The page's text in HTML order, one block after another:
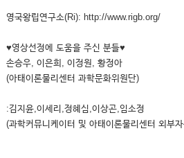
영국왕립연구소(Ri): http://www.rigb.org/
♥영상선정에 도움을 주신 분들♥
손승우, 이은희, 이정원, 황정아
(아태이론물리센터 과학문화위원단)
:김지윤,이세리,정혜심,이상곤,임소정
(과학커뮤니케이터 및 아태이론물리센터 외부